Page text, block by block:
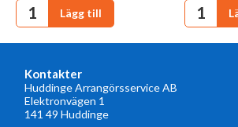
Kontakter
Huddinge Arrangörsservice AB
Elektronvägen 1
141 49 Huddinge